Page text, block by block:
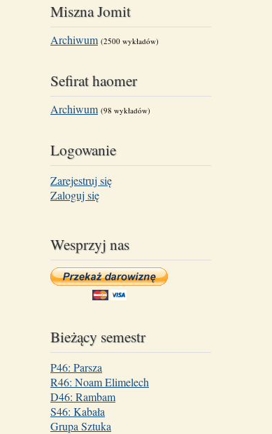
Miszna Jomit
Archiwum (2500 wykładów)
Sefirat haomer
Archiwum (98 wykładów)
Logowanie
Zarejestruj się
Zaloguj się
Wesprzyj nas
Bieżący semestr
P46: Parsza
R46: Noam Elimelech
D46: Rambam
S46: Kabała
Grupa Sztuka